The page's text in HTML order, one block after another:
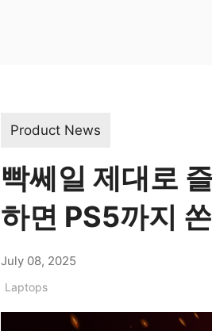
Product News
빡쎄일 제대로
하면 PS5까지
July 08, 2025
Laptops